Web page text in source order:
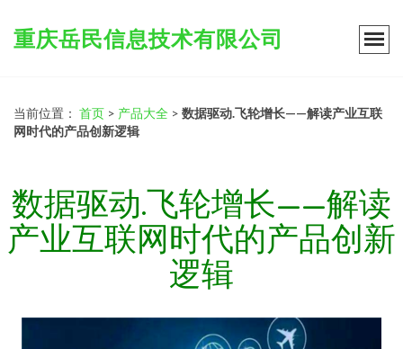
重庆岳民信息技术有限公司
当前位置： 首页 > 产品大全 > 数据驱动.飞轮增长——解读产业互联
网时代的产品创新逻辑
数据驱动.飞轮增长——解读
产业互联网时代的产品创新
逻辑